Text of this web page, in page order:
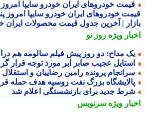
| آخرین جدول قیمت محصولات ایران
ویژهروز نو
مداح: دو روز پیش فیلم سالومه هم درآمد
عجیب صابر ابر مورد توجه قرار گرفت
پرونده رامین رضاییان و استقلال
بزرگ نفت روسیه هدف حمله قرار
جدید برای بازنشستگی اعلام شد
ویژهسرنویس